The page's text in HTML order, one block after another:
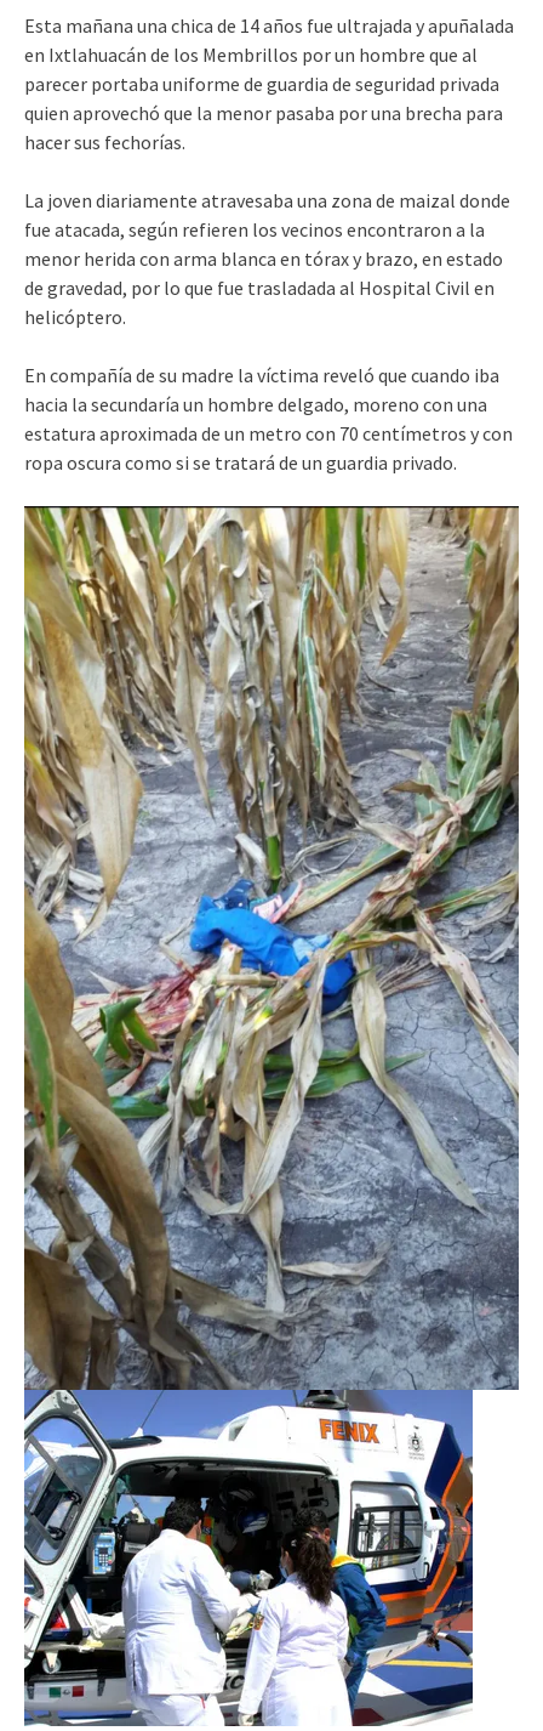
Esta mañana una chica de 14 años fue ultrajada y apuñalada
en Ixtlahuacán de los Membrillos por un hombre que al
parecer portaba uniforme de guardia de seguridad privada
quien aprovechó que la menor pasaba por una brecha para
hacer sus fechorías.
La joven diariamente atravesaba una zona de maizal donde
fue atacada, según refieren los vecinos encontraron a la
menor herida con arma blanca en tórax y brazo, en estado
de gravedad, por lo que fue trasladada al Hospital Civil en
helicóptero.
En compañía de su madre la víctima reveló que cuando iba
hacia la secundaría un hombre delgado, moreno con una
estatura aproximada de un metro con 70 centímetros y con
ropa oscura como si se tratará de un guardia privado.